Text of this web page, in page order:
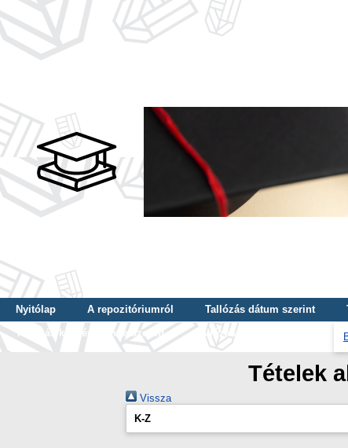
Nyitólap A repozitóriumról Tallózás dátum szerint
Tallózás képzés szintje szerint
Tallózás kulcsszó szerint
Tételek
Vissza
K-Z